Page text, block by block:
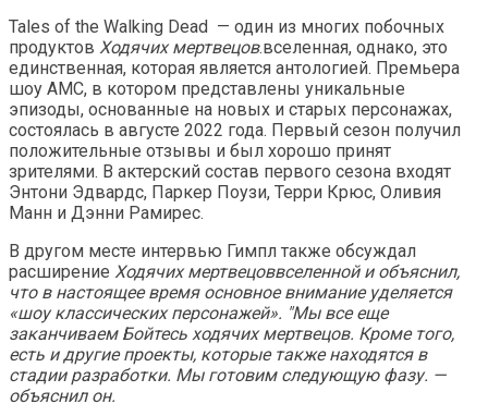
Tales of the Walking Dead — один из многих побочных
продуктов Ходячих мертвецов.вселенная, однако, это
единственная, которая является антологией. Премьера
шоу AMC, в котором представлены уникальные
эпизоды, основанные на новых и старых персонажах,
состоялась в августе 2022 года. Первый сезон получил
положительные отзывы и был хорошо принят
зрителями. В актерский состав первого сезона входят
Энтони Эдвардс, Паркер Поузи, Терри Крюс, Оливия
Манн и Дэнни Рамирес.
В другом месте интервью Гимпл также обсуждал
расширение Ходячих мертвецоввселенной и объяснил,
что в настоящее время основное внимание уделяется
«шоу классических персонажей». "Мы все еще
заканчиваем Бойтесь ходячих мертвецов. Кроме того,
есть и другие проекты, которые также находятся в
стадии разработки. Мы готовим следующую фазу. —
объяснил он.